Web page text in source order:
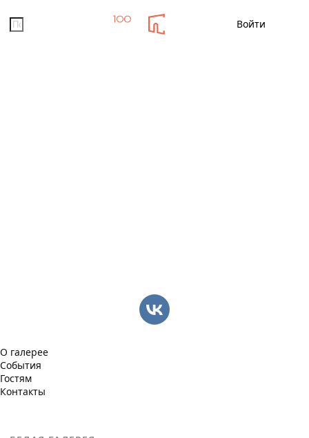
Войти
О галерее
События
Гостям
Контакты